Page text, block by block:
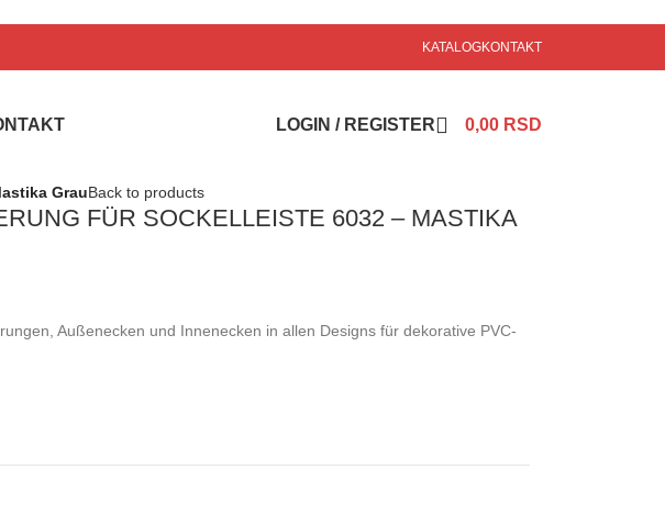
KATALOGKONTAKT
LOGIN / REGISTER 0,00 RSD
GrauBack to products
FÜR SOCKELLEISTE 6032 – MASTIKA
Außenecken und Innenecken in allen Designs für dekorative PVC-